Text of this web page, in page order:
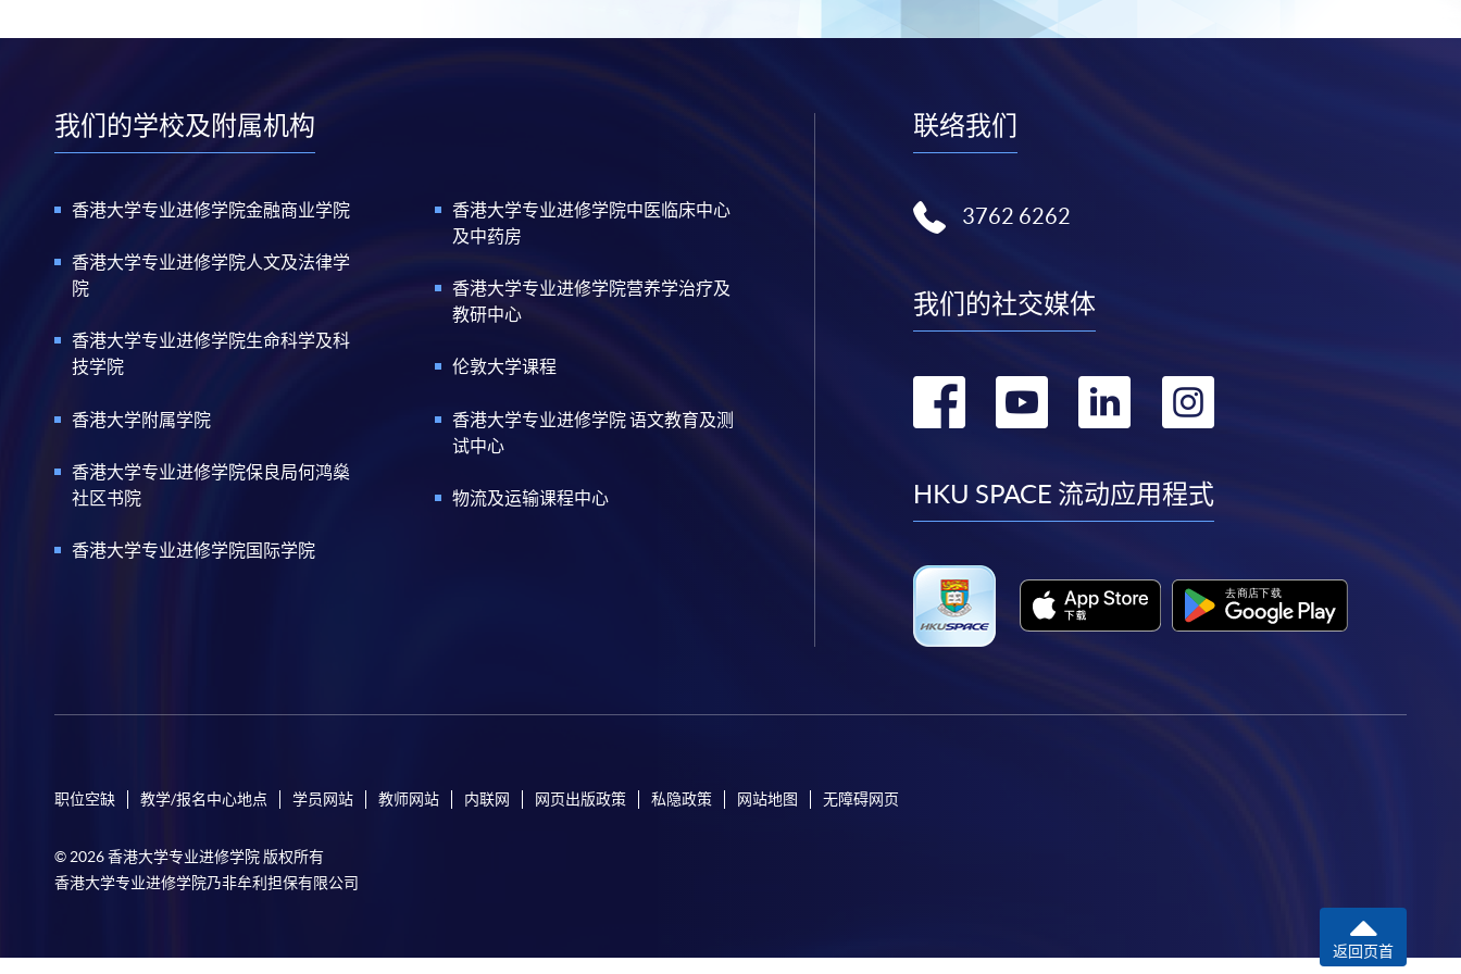
我们的学校及附属机构
香港大学专业进修学院金融商业学院
香港大学专业进修学院人文及法律学
院
香港大学专业进修学院生命科学及科
技学院
香港大学附属学院
香港大学专业进修学院保良局何鸿燊
社区书院
香港大学专业进修学院国际学院
香港大学专业进修学院中医临床中心
及中药房
香港大学专业进修学院营养学治疗及
教研中心
伦敦大学课程
香港大学专业进修学院 语文教育及测
试中心
物流及运输课程中心
联络我们
3762 6262
我们的社交媒体
转
facebook
转
youtube
转
linkedin
转
instagram
HKU SPACE 流动应用程式
职位空缺 教学/报名中心地点 学员网站 教师网站 内联网 网页出版政策 私隐政策 网站地图 无障碍网页
© 2026 香港大学专业进修学院 版权所有
香港大学专业进修学院乃非牟利担保有限公司
返回页首